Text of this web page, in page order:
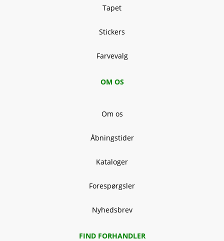
Tapet
Stickers
Farvevalg
OM OS
Om os
Åbningstider
Kataloger
Forespørgsler
Nyhedsbrev
FIND FORHANDLER